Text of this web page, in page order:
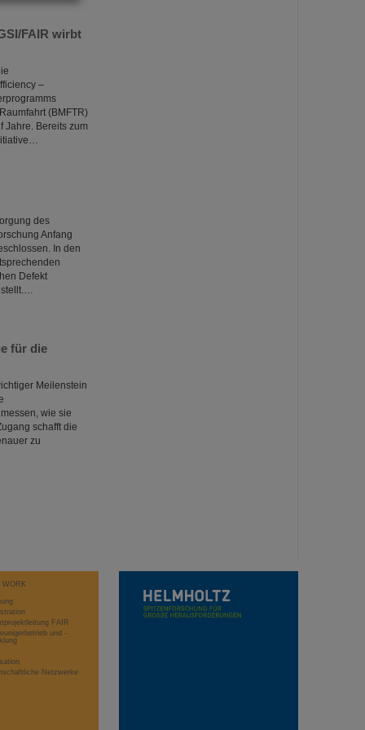
FAIR wirbt
–
(BMFTR)
Jahre. Bereits zum
des
Anfang
In den
Defekt
für die
Meilenstein
wie sie
schafft die
zu
WORK
FAIR
und -
Netzwerke